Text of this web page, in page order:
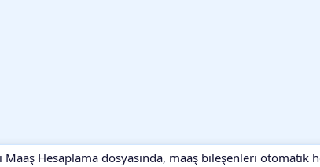
Maaş Hesaplama dosyasında, maaş bileşenleri otomatik